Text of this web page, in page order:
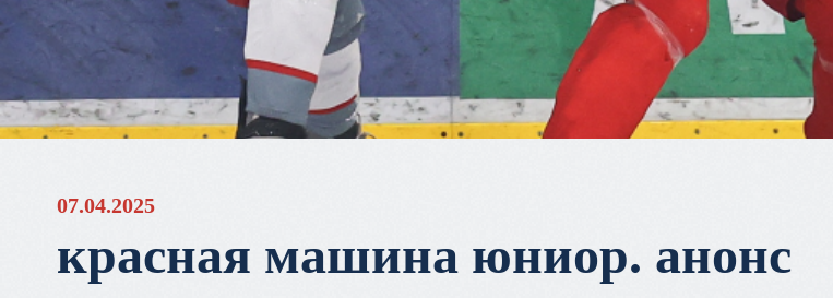
07.04.2025
красная машина юниор. анонс